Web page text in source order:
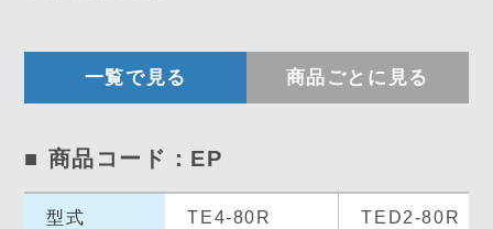
一覧で見る 商品ごとに見る
■ 商品コード：EP
型式 TE4-80R TED2-80R